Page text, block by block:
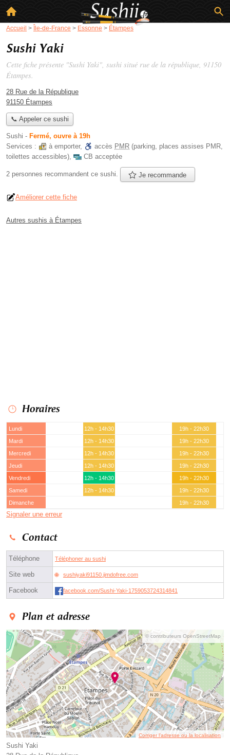
Accueil > Île-de-France > Essonne > Étampes
Sushi Yaki
Cette fiche présente "Sushi Yaki", sushi situé rue de la république, 91150
Étampes.
28 Rue de la République
91150 Étampes
📞 Appeler ce sushi
Sushi - Fermé, ouvre à 19h
Services :
à emporter, accès PMR (parking, places assises PMR,
toilettes accessibles), CB acceptée
2 personnes recommandent ce sushi. Je recommande
Améliorer cette fiche
Autres sushis à Étampes
Horaires
Lundi 12h - 14h30
19h - 22h30
Mardi
12h - 14h30
19h - 22h30
Mercredi
12h - 14h30
19h - 22h30
Jeudi
12h - 14h30
19h - 22h30
Vendredi
12h - 14h30
19h - 22h30
Samedi
12h - 14h30
19h - 22h30
Dimanche
19h - 22h30
Signaler une erreur
Contact
Téléphone Téléphoner au sushi
Site web sushiyaki91150.jimdofree.com
Facebook facebook.com/Sushi-Yaki-1759053724314841
Plan et adresse
© contributeurs OpenStreetMap
Corriger l’adresse ou la localisation
Sushi Yaki